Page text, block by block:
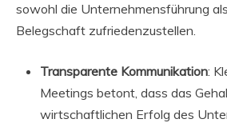
sowohl die Unternehmensführung
Belegschaft zufriedenzustellen.
Transparente Kommunikation:
Meetings betont, dass das
wirtschaftlichen Erfolg des